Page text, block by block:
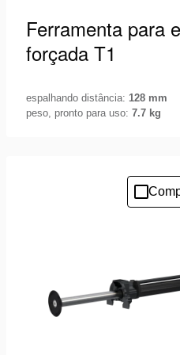
Ferramenta para
forçada T1
espalhando distância: 128 mm
peso, pronto para uso: 7.7 kg
calçar, forçar, separar,
levantar. Com a T1, tem